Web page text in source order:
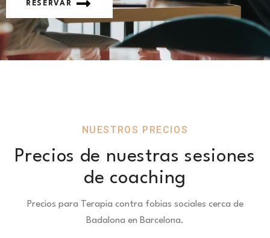
RESERVAR
NUESTROS PRECIOS
Precios de nuestras sesiones
de coaching
Precios para Terapia contra fobias sociales cerca de
Badalona en Barcelona.